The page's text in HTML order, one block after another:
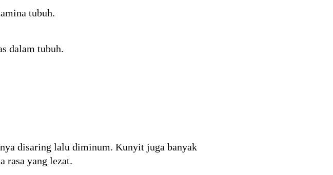
tubuh.
dalam tubuh.
disaring lalu diminum. Kunyit juga banyak
rasa yang lezat.